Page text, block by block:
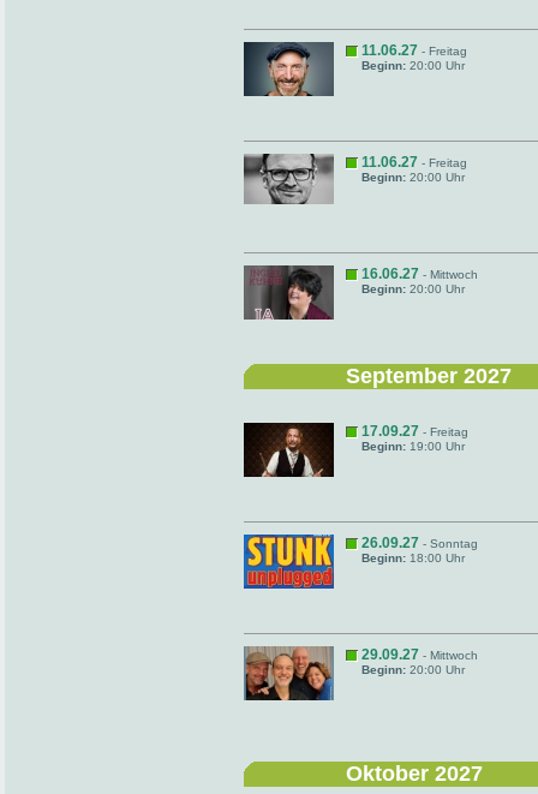
11.06.27 - Freitag
Beginn: 20:00 Uhr
11.06.27 - Freitag
Beginn: 20:00 Uhr
16.06.27 - Mittwoch
Beginn: 20:00 Uhr
September 2027
17.09.27 - Freitag
Beginn: 19:00 Uhr
26.09.27 - Sonntag
Beginn: 18:00 Uhr
29.09.27 - Mittwoch
Beginn: 20:00 Uhr
Oktober 2027